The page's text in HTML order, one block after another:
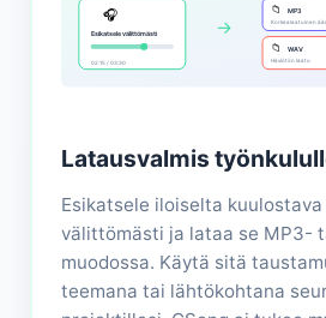
🎧
Esikatsele välittömästi
02:15 / 03:30
→
📁 MP3
Korkealaatuinen
📁 WAV
Häviötön laatu
Latausvalmis
Esikatsele iloiselta
välittömästi ja lataa se MP3-
muodossa. Käytä sitä
teemana tai lähtökohtana